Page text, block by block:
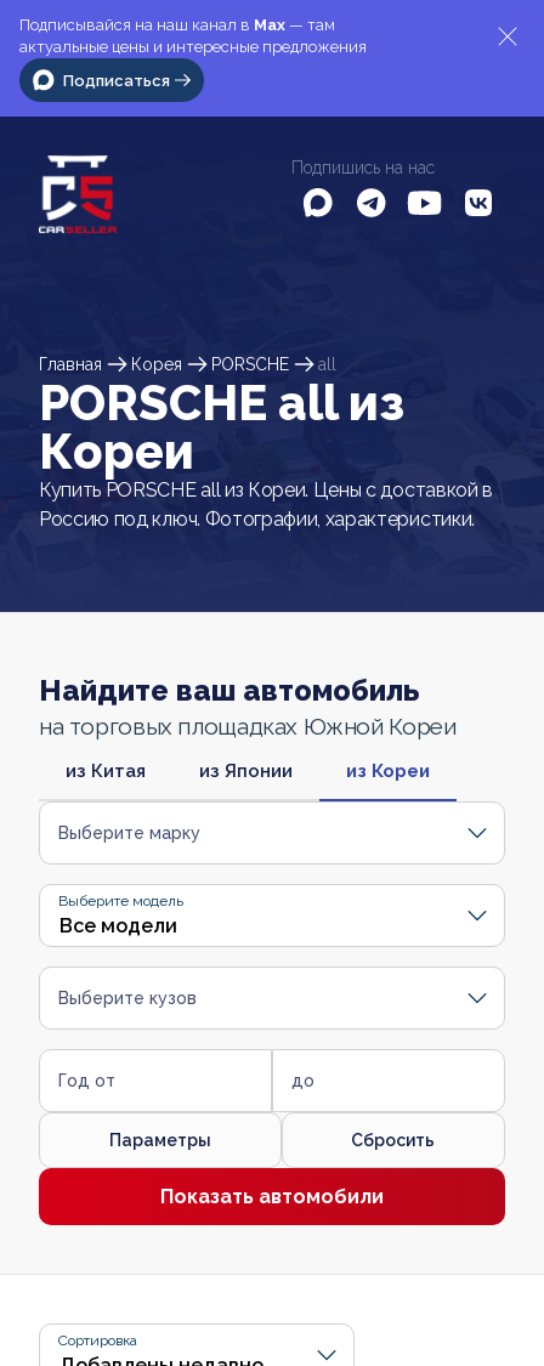
Подписывайся на наш канал в Max — там
актуальные цены и интересные предложения
Подписаться
Подпишись на нас
Главная Корея PORSCHE all
PORSCHE all из
Кореи
Купить PORSCHE all из Кореи. Цены с доставкой в
Россию под ключ. Фотографии, характеристики.
Найдите ваш автомобиль
на торговых площадках Южной Кореи
из Китая из Японии из Кореи
Выберите марку
Выберите модель
Выберите кузов
Год от до
Параметры Сбросить
Показать автомобили
Сортировка